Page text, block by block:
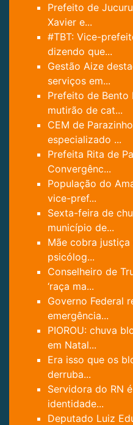
Prefeito de
Xavier e...
#TBT: Vice-
dizendo que...
Gestão Aize
serviços em...
Prefeito de Bento
mutirão de cat...
CEM de
especializado ...
Prefeita Rita de
Convergênc...
População do
vice-pref...
Sexta-feira de
município de...
Mãe cobra
psicólog...
Conselheiro de
‘raça ma...
Governo Federal
emergência...
PIOROU: chuva
em Natal...
Era isso que os
derruba...
Servidora do RN
identidade...
Deputado Luiz